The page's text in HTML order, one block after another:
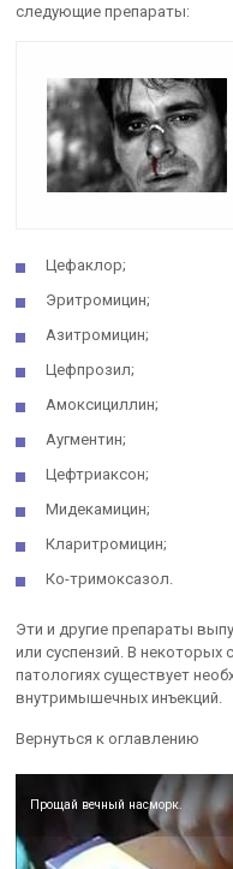
следующие препараты:
Цефаклор;
Эритромицин;
Азитромицин;
Цефпрозил;
Амоксициллин;
Аугментин;
Цефтриаксон;
Мидекамицин;
Кларитромицин;
Ко-тримоксазол.
Эти и другие препараты
или суспензий. В некоторых
патологиях существует
внутримышечных инъекций.
Вернуться к оглавлению
Прощай вечный насморк.